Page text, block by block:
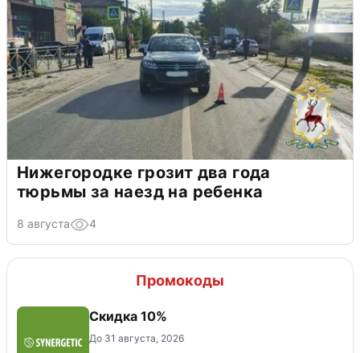
Нижегородке грозит два года
тюрьмы за наезд на ребенка
8 августа 4
Промокоды
Скидка 10%
До 31 августа, 2026